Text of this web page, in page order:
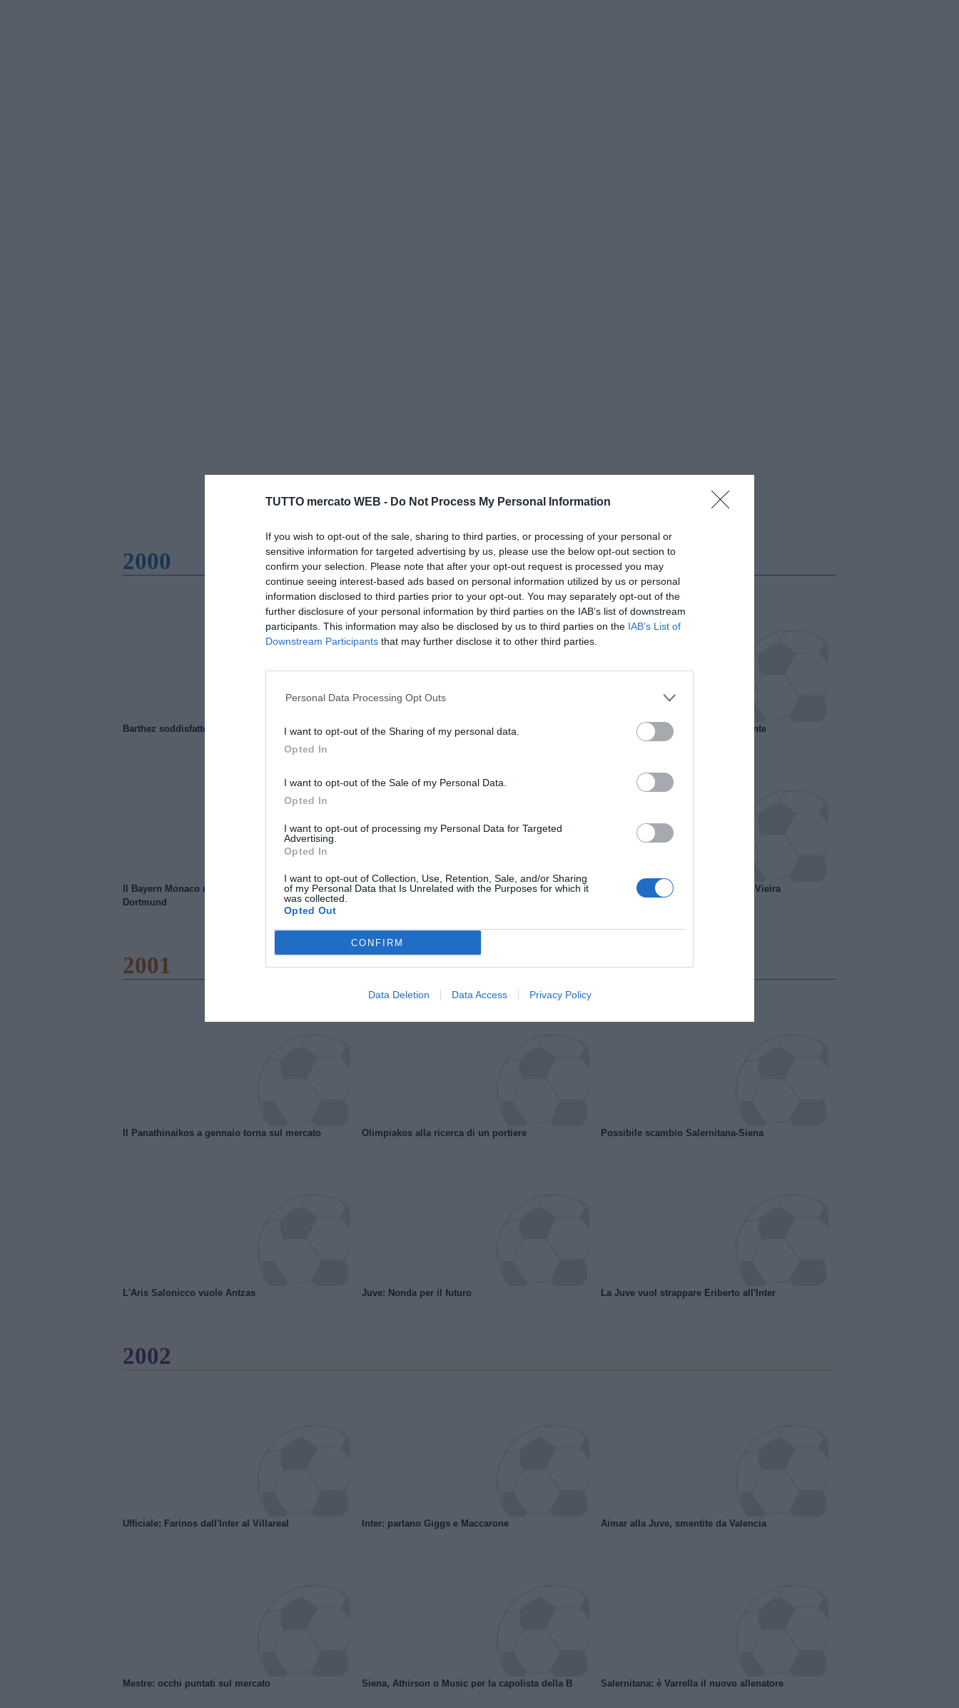
TUTTO mercato WEB - Do Not Process My Personal Information
If you wish to opt-out of the sale, sharing to third parties, or processing of your personal or
sensitive information for targeted advertising by us, please use the below opt-out section to
confirm your selection. Please note that after your opt-out request is processed you may
continue seeing interest-based ads based on personal information utilized by us or personal
information disclosed to third parties prior to your opt-out. You may separately opt-out of the
further disclosure of your personal information by third parties on the IAB’s list of downstream
participants. This information may also be disclosed by us to third parties on the IAB’s List of
Downstream Participants that may further disclose it to other third parties.
Personal Data Processing Opt Outs
I want to opt-out of the Sharing of my personal data.
Opted In
I want to opt-out of the Sale of my Personal Data.
Opted In
I want to opt-out of processing my Personal Data for Targeted
Advertising.
Opted In
I want to opt-out of Collection, Use, Retention, Sale, and/or Sharing
of my Personal Data that Is Unrelated with the Purposes for which it
was collected.
Opted Out
CONFIRM
Data Deletion Data Access Privacy Policy
2000
Barthez soddisfatto del Manchester United Il Rayo Vallecano spinge per Zamorano Francia, il Marsiglia senza presidente
Il Bayern Monaco ridimensiona il Borussia
Dortmund
Wiltord vuole giocare A gennaio ipotesi scambio Davids-Vieira
2001
Il Panathinaikos a gennaio torna sul mercato Olimpiakos alla ricerca di un portiere Possibile scambio Salernitana-Siena
L'Aris Salonicco vuole Antzas Juve: Nonda per il futuro La Juve vuol strappare Eriberto all'Inter
2002
Ufficiale: Farinos dall'Inter al Villareal Inter: parlano Giggs e Maccarone Aimar alla Juve, smentite da Valencia
Mestre: occhi puntati sul mercato Siena, Athirson o Music per la capolista della B Salernitana: è Varrella il nuovo allenatore